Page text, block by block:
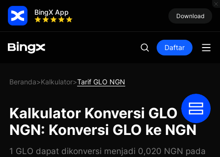
BingX App Download
Daftar
Beranda>Kalkulator>Tarif GLO NGN
Kalkulator Konversi GLO
NGN: Konversi GLO ke NGN
1 GLO dapat dikonversi menjadi 0,020 NGN pada